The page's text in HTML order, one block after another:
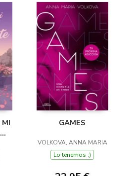
GAMES
VOLKOVA, ANNA MARIA
Lo tenemos ;)